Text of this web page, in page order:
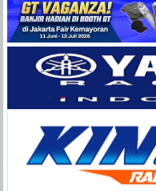
Balap
Paling
Lengkap